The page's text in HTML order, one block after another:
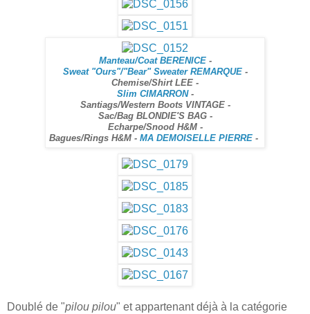
Manteau/Coat BERENICE-
Sweat "Ours"/"Bear" Sweater REMARQUE-
Chemise/Shirt LEE -
Slim CIMARRON-
Santiags/Western Boots VINTAGE -
Sac/Bag BLONDIE'S BAG -
Echarpe/Snood H&M -
Bagues/Rings H&M - MA DEMOISELLE PIERRE -
Doublé de "pilou pilou" et appartenant déjà à la catégorie